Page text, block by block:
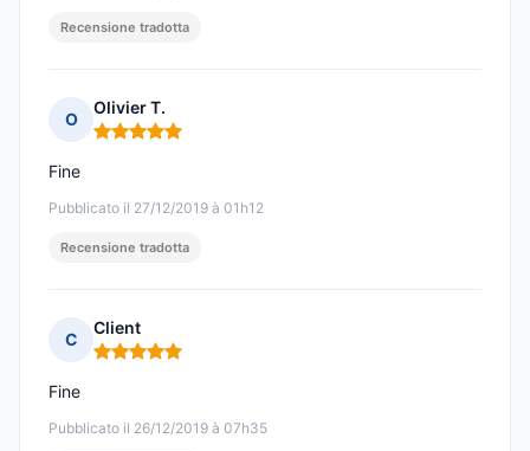
Recensione tradotta
O
Olivier T.
Nota: 5 su 5
Pubblicato il 27/12/2019 à 01h12
Fine
Recensione tradotta
C
Client
Nota: 5 su 5
Pubblicato il 26/12/2019 à 07h35
Fine